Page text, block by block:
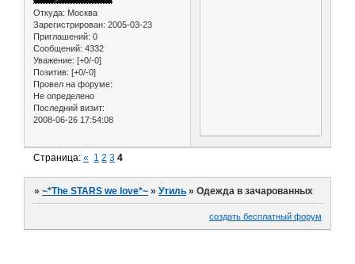
Откуда: Москва
Зарегистрирован: 2005-03-23
Приглашений: 0
Сообщений: 4332
Уважение: [+0/-0]
Позитив: [+0/-0]
Провел на форуме:
Не определено
Последний визит:
2008-06-26 17:54:08
Страница:« 1 2 3 4
»~*The STARS we love*~ »Утиль »Одежда в зачарованных
создать бесплатный форум